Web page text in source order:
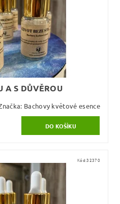
A S DŮVĚROU
Bachovy květové esence
Kód:32370